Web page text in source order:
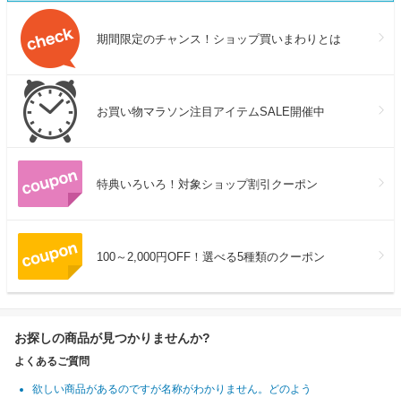
期間限定のチャンス！ショップ買いまわりとは
お買い物マラソン注目アイテムSALE開催中
特典いろいろ！対象ショップ割引クーポン
100～2,000円OFF！選べる5種類のクーポン
お探しの商品が見つかりませんか?
よくあるご質問
欲しい商品があるのですが名称がわかりません。どのよう